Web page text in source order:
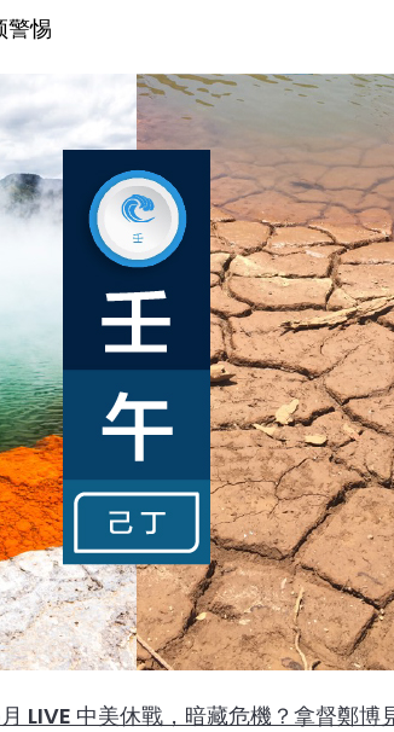
警惕
LIVE 中美休戰，暗藏危機？拿督鄭博